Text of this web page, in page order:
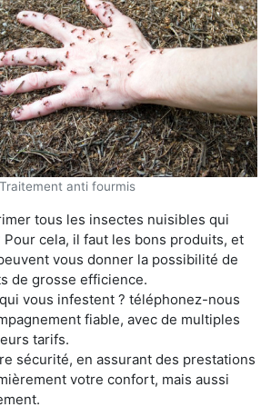
Traitement anti fourmis
tous les insectes nuisibles qui
cela, il faut les bons produits, et
vous donner la possibilité de
de grosse efficience.
vous infestent ? téléphonez-nous
fiable, avec de multiples
tarifs.
sécurité, en assurant des prestations
votre confort, mais aussi